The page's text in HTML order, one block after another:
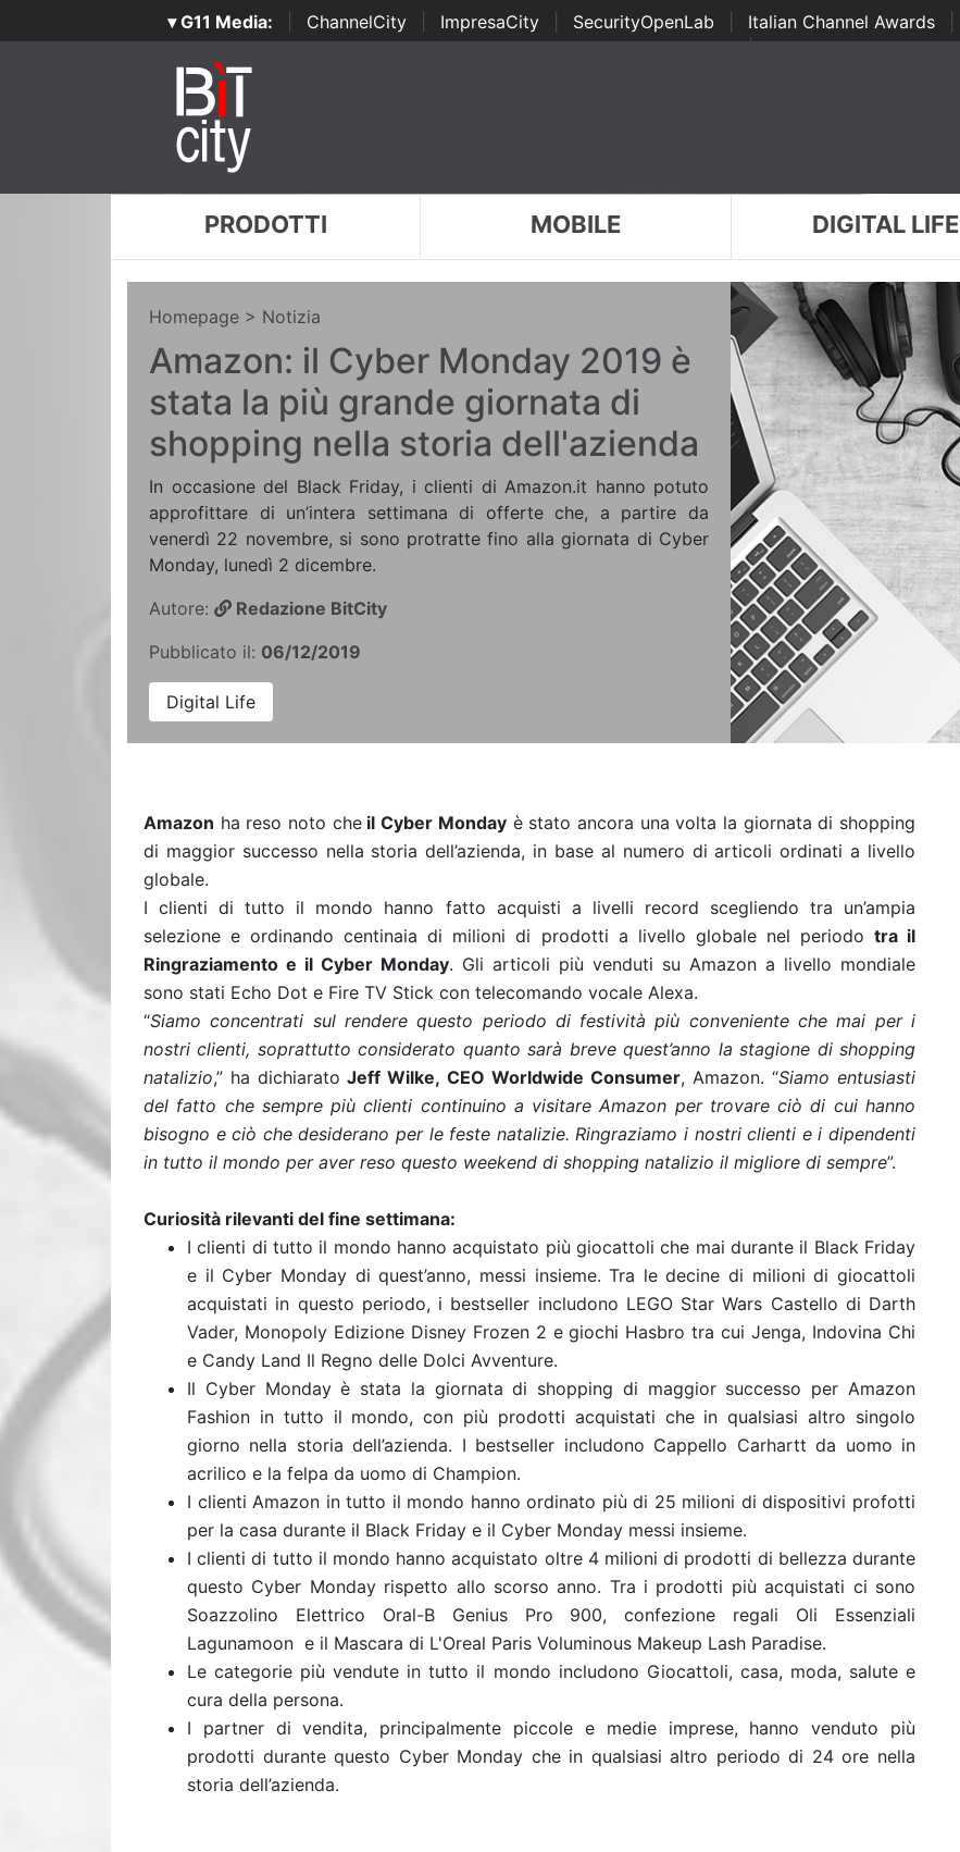
▾ G11 Media: ChannelCity ImpresaCity SecurityOpenLab Italian Channel Awards
Awards | ...
PRODOTTI MOBILE DIGITAL LIFE
Homepage > Notizia
Amazon: il Cyber Monday 2019 è
stata la più grande giornata di
shopping nella storia dell'azienda
In occasione del Black Friday, i clienti di Amazon.it hanno potuto
approfittare di un’intera settimana di offerte che, a partire da
venerdì 22 novembre, si sono protratte fino alla giornata di Cyber
Monday, lunedì 2 dicembre.
Autore:
Redazione BitCity
Pubblicato il: 06/12/2019
Digital Life
Amazon ha reso noto cheil Cyber ​​Mondayè stato ancora una volta la giornata di shopping
di maggior successo nella storia dell’azienda, in base al numero di articoli ordinati a livello
globale.
I clienti di tutto il mondo hanno fatto acquisti a livelli record scegliendo tra un’ampia
selezione e ordinando centinaia di milioni di prodotti a livello globale nel periodo tra il
Ringraziamento e il Cyber ​​Monday. Gli articoli più venduti su Amazon a livello mondiale
sono stati Echo Dot e Fire TV Stick con telecomando vocale Alexa.
“Siamo concentrati sul rendere questo periodo di festività più conveniente che mai per i
nostri clienti, soprattutto considerato quanto sarà breve quest’anno la stagione di shopping
natalizio,” ha dichiarato Jeff Wilke, CEO Worldwide Consumer, Amazon. “Siamo entusiasti
del fatto che sempre più clienti continuino a visitare Amazon per trovare ciò di cui hanno
bisogno e ciò che desiderano per le feste natalizie. Ringraziamo i nostri clienti e i dipendenti
in tutto il mondo per aver reso questo weekend di shopping natalizio il migliore di sempre”.
Curiosità rilevanti del fine settimana:
I clienti di tutto il mondo hanno acquistato più giocattoli che mai durante il Black Friday
e il Cyber ​​Monday di quest’anno, messi insieme. Tra le decine di milioni di giocattoli
acquistati in questo periodo, i bestseller includono LEGO Star Wars Castello di Darth
Vader, Monopoly Edizione Disney Frozen 2 e giochi Hasbro tra cui Jenga, Indovina Chi
e Candy Land Il Regno delle Dolci Avventure.
Il Cyber ​​Monday è stata la giornata di shopping di maggior successo per Amazon
Fashion in tutto il mondo, con più prodotti acquistati che in qualsiasi altro singolo
giorno nella storia dell’azienda. I bestseller includono Cappello Carhartt da uomo in
acrilico e la felpa da uomo di Champion.
I clienti Amazon in tutto il mondo hanno ordinato più di 25 milioni di dispositivi profotti
per la casa durante il Black Friday e il Cyber ​​Monday messi insieme.
I clienti di tutto il mondo hanno acquistato oltre 4 milioni di prodotti di bellezza durante
questo Cyber ​​Monday rispetto allo scorso anno. Tra i prodotti più acquistati ci sono
Soazzolino Elettrico Oral-B Genius Pro 900, confezione regali Oli Essenziali
Lagunamoon e il Mascara di L'Oreal Paris Voluminous Makeup Lash Paradise.
Le categorie più vendute in tutto il mondo includono Giocattoli, casa, moda, salute e
cura della persona.
I partner di vendita, principalmente piccole e medie imprese, hanno venduto più
prodotti durante questo Cyber Monday che in qualsiasi altro periodo di 24 ore nella
storia dell’azienda.